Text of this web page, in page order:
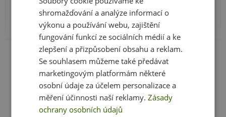
mrazem. Výrobce neručí za vady vzniklé nevhodným
skladováním a použitím.
Upozornění pro alergiky: Alergeny ve složení
produktu
tučně zvýrazněný.
Z toho cukry
8 g
Vláknina
Bílkoviny
49 g
0,5 g
Sušené inaktivované kvasnice 100 %.
Zobrazit celé parametry
Ještě jste si nevybrali?
shromažďování a analýze informací o
výkonu a používání webu, zajištění
fungování funkcí ze sociálních médií a ke
zlepšení a přizpůsobení obsahu a reklam.
Se souhlasem můžeme také předávat
marketingovým platformám některé
osobní údaje za účelem personalizace a
měření účinnosti naší reklamy.Zásady
ochrany osobních údajů